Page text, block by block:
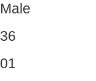
Male
36
01